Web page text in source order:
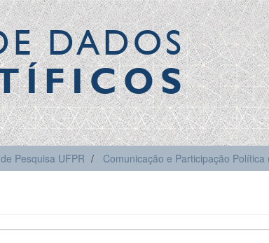
DADOS
Pesquisa UFPR Comunicação e Participação Política